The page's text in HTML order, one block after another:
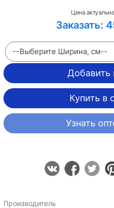
Цена
Заказать:
Добавить
Купить в
Узнать
Производитель